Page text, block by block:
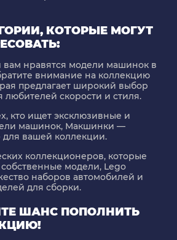
КОТОРЫЕ МОГУТ
вам нравятся модели машинок в
внимание на коллекцию
предлагает широкий выбор
любителей скорости и стиля.
кто ищет эксклюзивные и
машинок, Макшинки —
вашей коллекции.
коллекционеров, которые
собственные модели, Lego
наборов автомобилей и
для сборки.
ШАНС ПОПОЛНИТЬ